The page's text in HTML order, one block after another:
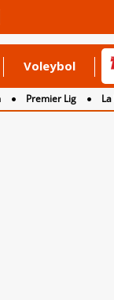
Voleybol
Premier Lig